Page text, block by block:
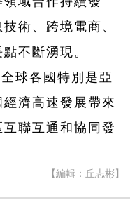
術、跨境電商、
不斷湧現。
球各國特別是亞
濟高速發展帶來
聯互通和協同發
【編輯：丘志彬】